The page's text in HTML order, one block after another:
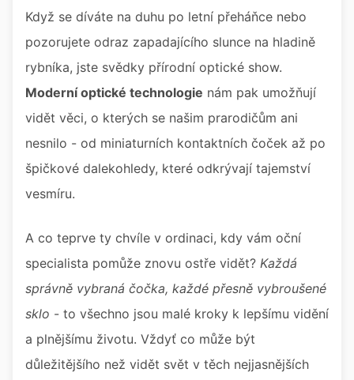
Když se díváte na duhu po letní přeháňce nebo
pozorujete odraz zapadajícího slunce na hladině
rybníka, jste svědky přírodní optické show.
Moderní optické technologie nám pak umožňují
vidět věci, o kterých se našim prarodičům ani
nesnilo - od miniaturních kontaktních čoček až po
špičkové dalekohledy, které odkrývají tajemství
vesmíru.
A co teprve ty chvíle v ordinaci, kdy vám oční
specialista pomůže znovu ostře vidět? Každá
správně vybraná čočka, každé přesně vybroušené
sklo - to všechno jsou malé kroky k lepšímu vidění
a plnějšímu životu. Vždyť co může být
důležitějšího než vidět svět v těch nejjasnějších